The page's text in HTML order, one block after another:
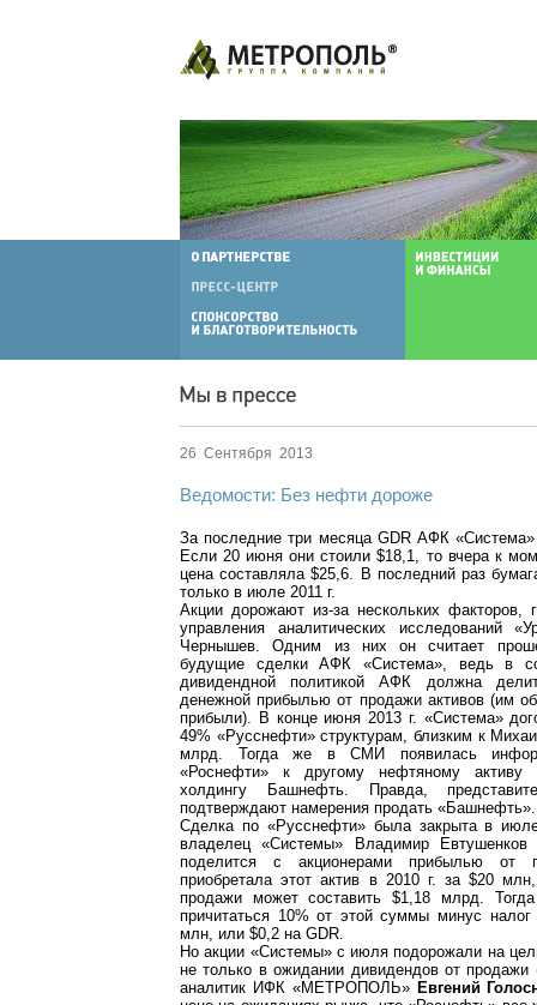
26 Сентября 2013
Ведомости: Без нефти дороже
За последние три месяца GDR АФК
Если 20 июня они стоили $18,1, то вчера к
цена составляла $25,6. В последний раз
только в июле 2011 г.
Акции дорожают из-за нескольких факторов,
управления аналитических исследований
Чернышев. Одним из них он считает
будущие сделки АФК «Система», ведь в
дивидендной политикой АФК должна
денежной прибылью от продажи активов (им
прибыли). В конце июня 2013 г. «Система»
49% «Русснефти» структурам, близким к
млрд. Тогда же в СМИ появилась
«Роснефти» к другому нефтяному
холдингу Башнефть. Правда,
подтверждают намерения продать «Башнефть».
Сделка по «Русснефти» была закрыта в
владелец «Системы» Владимир
поделится с акционерами прибылью от
приобретала этот актив в 2010 г. за $20
продажи может составить $1,18 млрд.
причитаться 10% от этой суммы минус
млн, или $0,2 на GDR.
Но акции «Системы» с июля подорожали на
не только в ожидании дивидендов от продажи
аналитик ИФК «МЕТРОПОЛЬ» Евгений